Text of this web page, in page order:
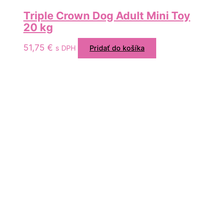
Triple Crown Dog Adult Mini Toy
20 kg
51,75 € s DPH Pridať do košíka